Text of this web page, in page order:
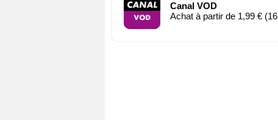
Canal VOD
Achat à partir de 1,99 €